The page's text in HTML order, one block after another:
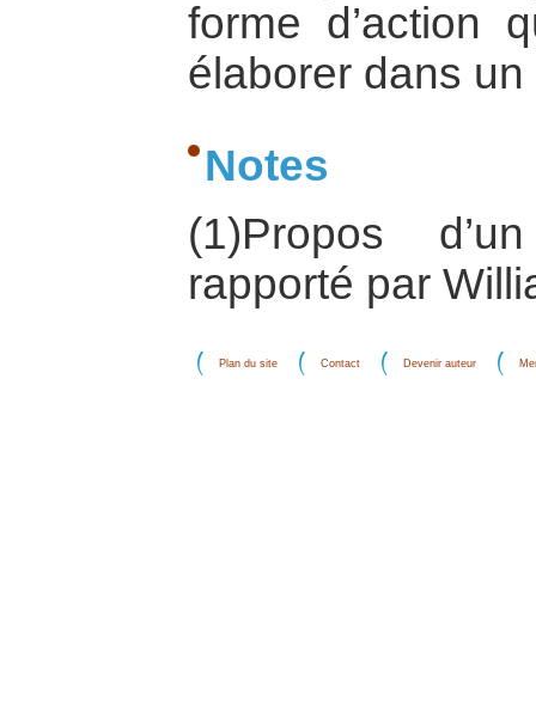
forme d’action
élaborer dans
Notes
(1)Propos
rapporté par
Plan du site Contact Devenir auteur